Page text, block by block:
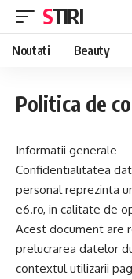
STIRI
Noutati Beauty
Politica de
Informatii generale
Confidentialitatea
personal reprezinta
e6.ro, in calitate de
Acest document are
prelucrarea datelor
contextul utilizarii